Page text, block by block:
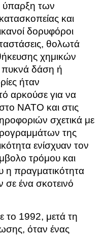
ύπαρξη των
και
δορυφόροι
θολωτά
χημικών
πυκνά δάση ή
ήταν
αρκούσε για να
ΝΑΤΟ και στις
σχετικά με
της
ενίσχυαν τον
τρόμου και
η πραγματικότητα
σε ένα σκοτεινό
1992, μετά τη
όταν ένας